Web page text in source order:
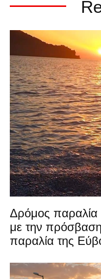
Δρόμος παραλία
με την πρόσβαση
παραλία της